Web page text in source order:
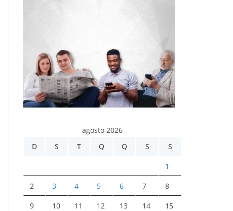
agosto 2026
D
S T Q Q S S
1
2 3 4 5 6 7 8
9 10 11 12 13 14 15